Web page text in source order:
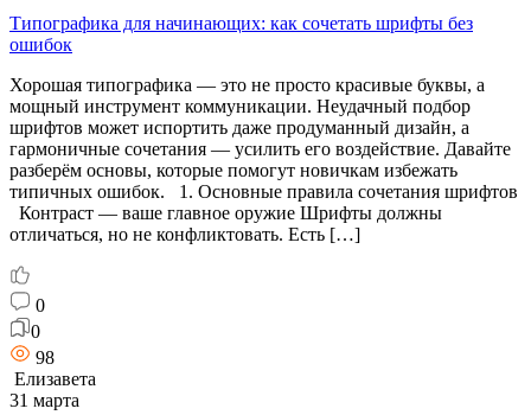
Типографика для начинающих: как сочетать шрифты без
ошибок
Хорошая типографика — это не просто красивые буквы, а
мощный инструмент коммуникации. Неудачный подбор
шрифтов может испортить даже продуманный дизайн, а
гармоничные сочетания — усилить его воздействие. Давайте
разберём основы, которые помогут новичкам избежать
типичных ошибок. 1. Основные правила сочетания шрифтов
Контраст — ваше главное оружие Шрифты должны
отличаться, но не конфликтовать. Есть […]
0
0
98
Елизавета
31 марта